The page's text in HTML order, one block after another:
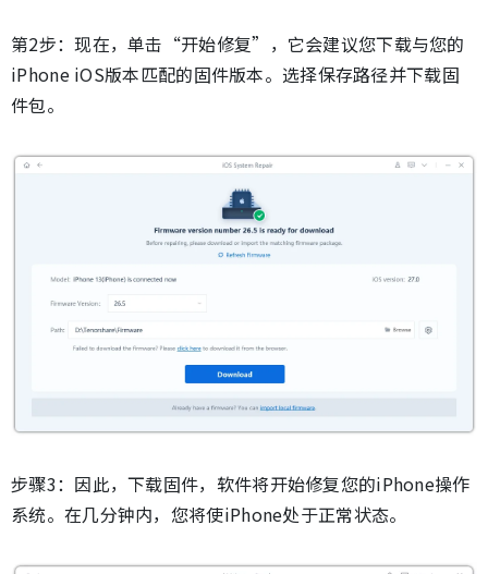
第2步：现在，单击“开始修复”，它会建议您下载与您的
iPhone iOS版本匹配的固件版本。选择保存路径并下载固
件包。
步骤3：因此，下载固件，软件将开始修复您的iPhone操作
系统。在几分钟内，您将使iPhone处于正常状态。